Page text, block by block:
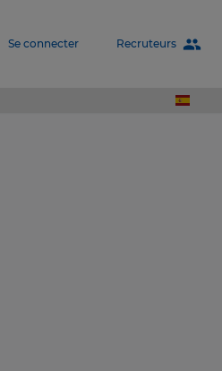
Se connecter Recruteurs people